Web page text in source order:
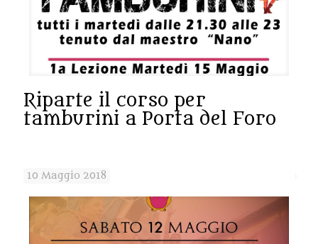
Riparte il corso per
tamburini a Porta del Foro
10 Maggio 2018